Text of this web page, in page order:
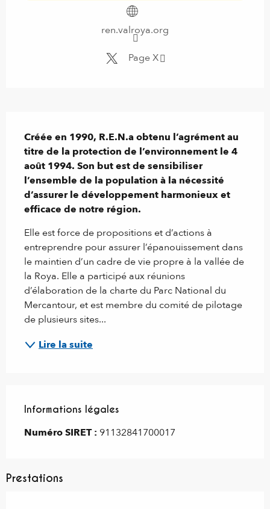
ren.valroya.org
Page X
Créée en 1990, R.E.N.a obtenu l’agrément au
titre de la protection de l’environnement le 4
août 1994. Son but est de sensibiliser
l’ensemble de la population à la nécessité
d’assurer le développement harmonieux et
efficace de notre région.
Elle est force de propositions et d’actions à
entreprendre pour assurer l’épanouissement dans
le maintien d’un cadre de vie propre à la vallée de
la Roya. Elle a participé aux réunions
d’élaboration de la charte du Parc National du
Mercantour, et est membre du comité de pilotage
de plusieurs sites...
Lire la suite
Informations légales
Informations légales
Numéro SIRET : 91132841700017
Prestations